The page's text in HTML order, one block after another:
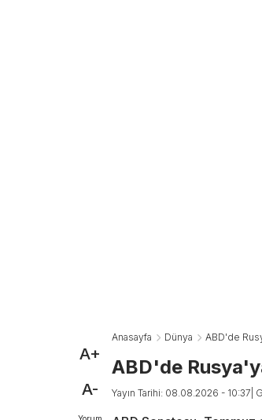
A+
A-
Anasayfa Dünya ABD'de
ABD'de
Yayın Tarihi: 08.08.2026 - 10:37 |